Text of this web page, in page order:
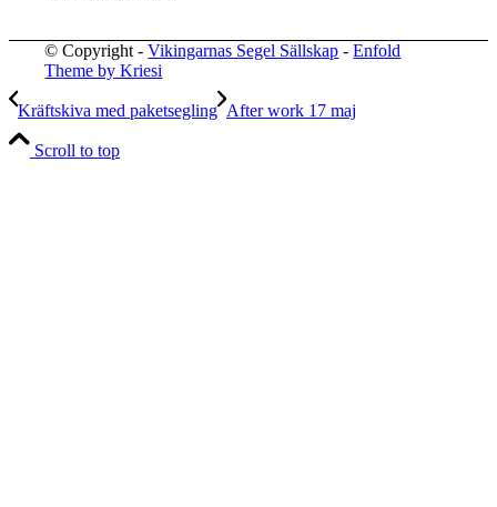
© Copyright -Vikingarnas Segel Sällskap -Enfold
Theme by Kriesi
Kräftskiva med paketsegling After work 17 maj
Scroll to top